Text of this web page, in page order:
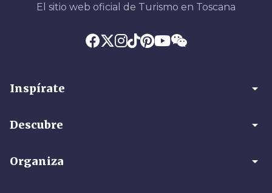
El sitio web oficial de Turismo en Toscana
Inspírate arrow_drop_down
Descubre arrow_drop_down
Organiza arrow_drop_down